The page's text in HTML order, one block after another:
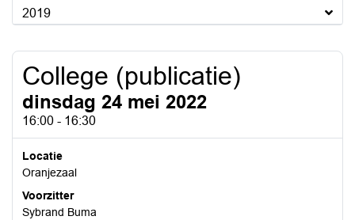
2019
College (publicatie)
dinsdag 24 mei 2022
16:00 - 16:30
Locatie
Oranjezaal
Voorzitter
Sybrand Buma